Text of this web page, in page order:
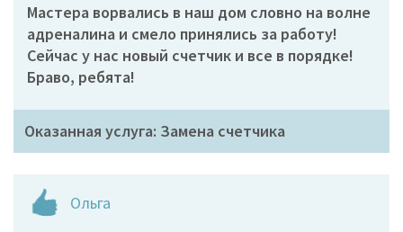
Мастера ворвались в наш дом словно на волне
адреналина и смело принялись за работу!
Сейчас у нас новый счетчик и все в порядке!
Браво, ребята!
Оказанная услуга: Замена счетчика
Ольга